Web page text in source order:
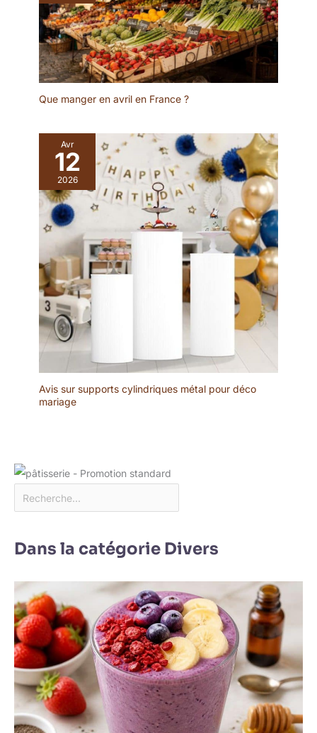
Que manger en avril en France ?
Avr
12
2026
Avis sur supports cylindriques métal pour déco
mariage
Dans la catégorie Divers